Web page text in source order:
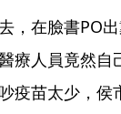
，在臉書PO
療人員竟然
疫苗太少，